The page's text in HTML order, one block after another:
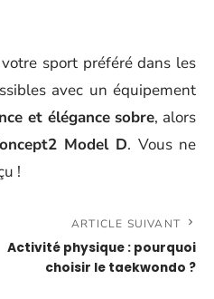
sport préféré dans les
avec un équipement
et élégance sobre, alors
Model D. Vous ne
!
ARTICLE SUIVANT
Activité physique : pourquoi
choisir le taekwondo ?